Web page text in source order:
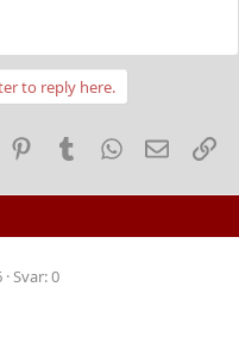
to reply here.
PinterestTumblrWhatsApp
E-post
Svar: 0